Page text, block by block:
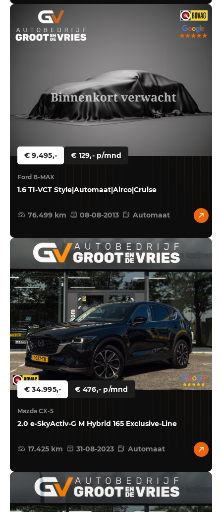
€ 9.495,- € 129,- p/mnd
Ford B-MAX
1.6 TI-VCT Style|Automaat|Airco|Cruise
76.499 km 08-08-2013 Automaat
€ 34.995,- € 476,- p/mnd
Mazda CX-5
2.0 e-SkyActiv-G M Hybrid 165 Exclusive-Line
17.425 km 31-08-2023 Automaat